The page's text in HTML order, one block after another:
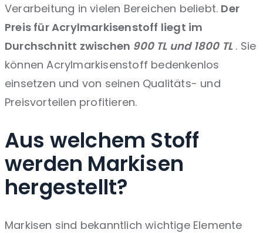
Verarbeitung in vielen Bereichen beliebt. Der
Preis für Acrylmarkisenstoff liegt im
Durchschnitt zwischen 900 TL und 1800 TL. Sie
können Acrylmarkisenstoff bedenkenlos
einsetzen und von seinen Qualitäts- und
Preisvorteilen profitieren.
Aus welchem ​​Stoff
werden Markisen
hergestellt?
Markisen sind bekanntlich wichtige Elemente